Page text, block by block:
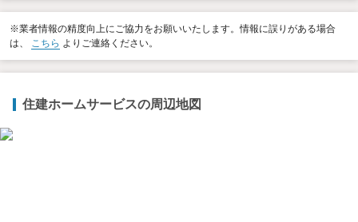
※業者情報の精度向上にご協力をお願いいたします。情報に誤りがある場合
は、 こちら よりご連絡ください。
住建ホームサービスの周辺地図